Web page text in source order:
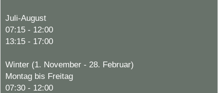
Juli-August
07:15 - 12:00
13:15 - 17:00
Winter (1. November - 28. Februar)
Montag bis Freitag
07:30 - 12:00